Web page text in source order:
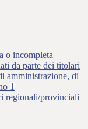
o incompleta
da parte dei titolari
amministrazione, di
1
regionali/provinciali